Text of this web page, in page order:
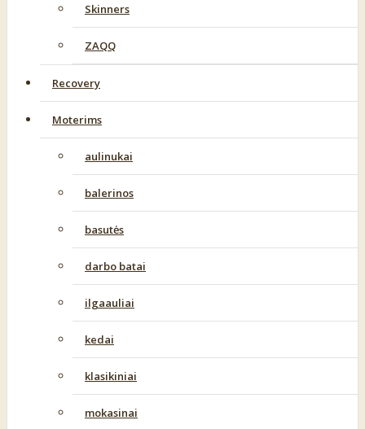
Skinners
ZAQQ
Recovery
Moterims
aulinukai
balerinos
basutės
darbo batai
ilgaauliai
kedai
klasikiniai
mokasinai